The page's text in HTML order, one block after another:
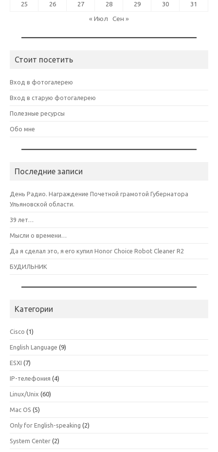
25 26 27 28 29 30 31
« Июл Сен »
Стоит посетить
Вход в фотогалерею
Вход в старую фотогалерею
Полезные ресурсы
Обо мне
Последние записи
День Радио. Награждение Почетной грамотой Губернатора
Ульяновской области.
39 лет…
Мысли о времени…
Да я сделал это, я его купил Honor Choice Robot Cleaner R2
БУДИЛЬНИК
Категории
Cisco (1)
English Language (9)
ESXI (7)
IP-телефония (4)
Linux/Unix (60)
Mac OS (5)
Only for English-speaking (2)
System Center (2)